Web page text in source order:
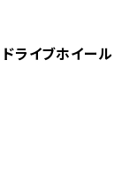
ライブホイール